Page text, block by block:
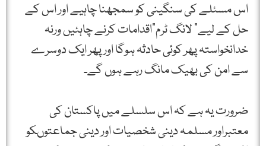
اس مسئلے کی سنگینی کو سمجھنا چاہیے اور اس کے
حل کے لیے” لانگ ٹرم“اقدامات کرنے چاہئیں ورنہ
خدانخواستہ پھر کوئی حادثہ ہوگا اور پھر ایک دوسرے
سے امن کی بھیک مانگ رہے ہوں گے۔
ضرورت یہ ہے کہ اس سلسلے میں پاکستان کی
معتبراور مسلمہ دینی شخصیات اور دینی جماعتوںکو